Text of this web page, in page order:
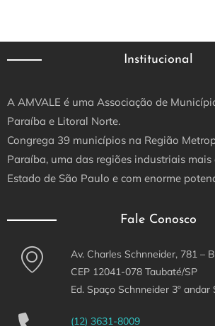
Institucional
A AMVALE é uma Associação de
Paraíba e Litoral Norte.
Congrega 39 municípios na Região
Paraíba, uma das regiões industriais
Estado de São Paulo e com enorme
Fale Conosco
Av. Charles Schnneider, 781 –
CEP 12041-078 Taubaté/SP
Ed. Spaço Schnneider 3º andar
(12) 3631-8009